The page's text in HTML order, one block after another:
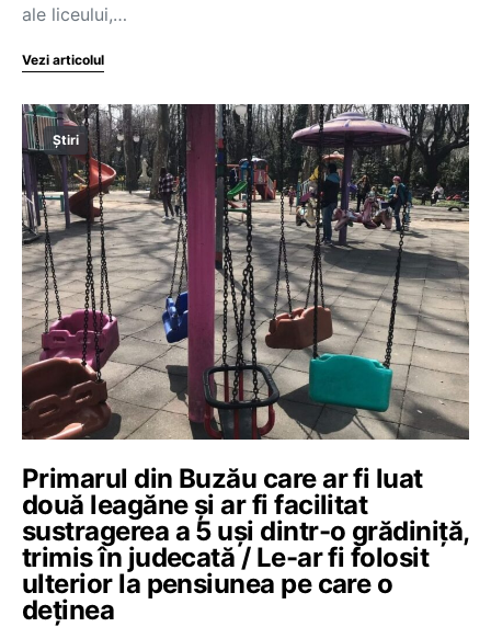
ale liceului,…
Vezi articolul
Știri
Primarul din Buzău care ar fi luat
două leagăne şi ar fi facilitat
sustragerea a 5 uşi dintr-o grădiniţă,
trimis în judecată / Le-ar fi folosit
ulterior la pensiunea pe care o
deținea